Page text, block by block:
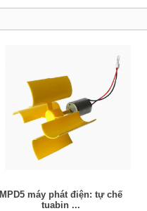
MPD5 máy phát điện: tự chế
tuabin ...